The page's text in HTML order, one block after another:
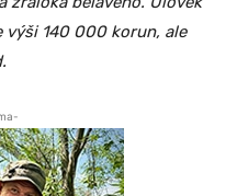
výši 140 000 korun, ale